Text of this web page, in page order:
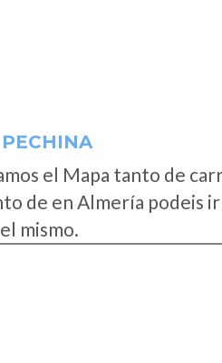
el Mapa tanto de
de en Almería podeis
mismo.